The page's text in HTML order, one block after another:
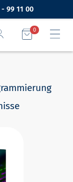
- 99 11 00
0